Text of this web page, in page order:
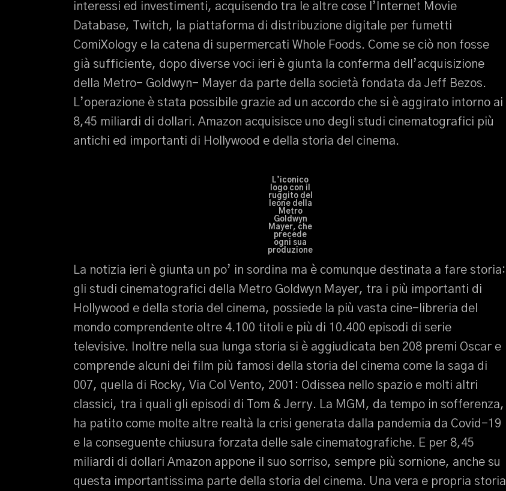
interessi ed investimenti, acquisendo tra le altre cose l’Internet Movie
Database, Twitch, la piattaforma di distribuzione digitale per fumetti
ComiXology e la catena di supermercati Whole Foods. Come se ciò non fosse
già sufficiente, dopo diverse voci ieri è giunta la conferma dell’acquisizione
della Metro- Goldwyn- Mayer da parte della società fondata da Jeff Bezos.
L’operazione è stata possibile grazie ad un accordo che si è aggirato intorno ai
8,45 miliardi di dollari. Amazon acquisisce uno degli studi cinematografici più
antichi ed importanti di Hollywood e della storia del cinema.
L’iconico
logo con il
ruggito del
leone della
Metro
Goldwyn
Mayer, che
precede
ogni sua
produzione
La notizia ieri è giunta un po’ in sordina ma è comunque destinata a fare storia:
gli studi cinematografici della Metro Goldwyn Mayer, tra i più importanti di
Hollywood e della storia del cinema, possiede la più vasta cine-libreria del
mondo comprendente oltre 4.100 titoli e più di 10.400 episodi di serie
televisive. Inoltre nella sua lunga storia si è aggiudicata ben 208 premi Oscar e
comprende alcuni dei film più famosi della storia del cinema come la saga di
007, quella di Rocky, Via Col Vento, 2001: Odissea nello spazio e molti altri
classici, tra i quali gli episodi di Tom & Jerry. La MGM, da tempo in sofferenza,
ha patito come molte altre realtà la crisi generata dalla pandemia da Covid-19
e la conseguente chiusura forzata delle sale cinematografiche. E per 8,45
miliardi di dollari Amazon appone il suo sorriso, sempre più sornione, anche su
questa importantissima parte della storia del cinema. Una vera e propria storia